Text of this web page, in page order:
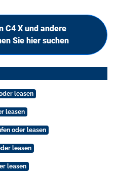
C4 X und andere
Sie hier suchen
leasen
leasen
oder leasen
leasen
leasen